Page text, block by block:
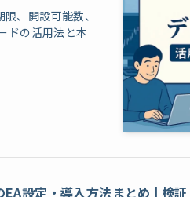
、開設可能数、
ドの活用法と本
EA設定・導入方法まとめ | 検